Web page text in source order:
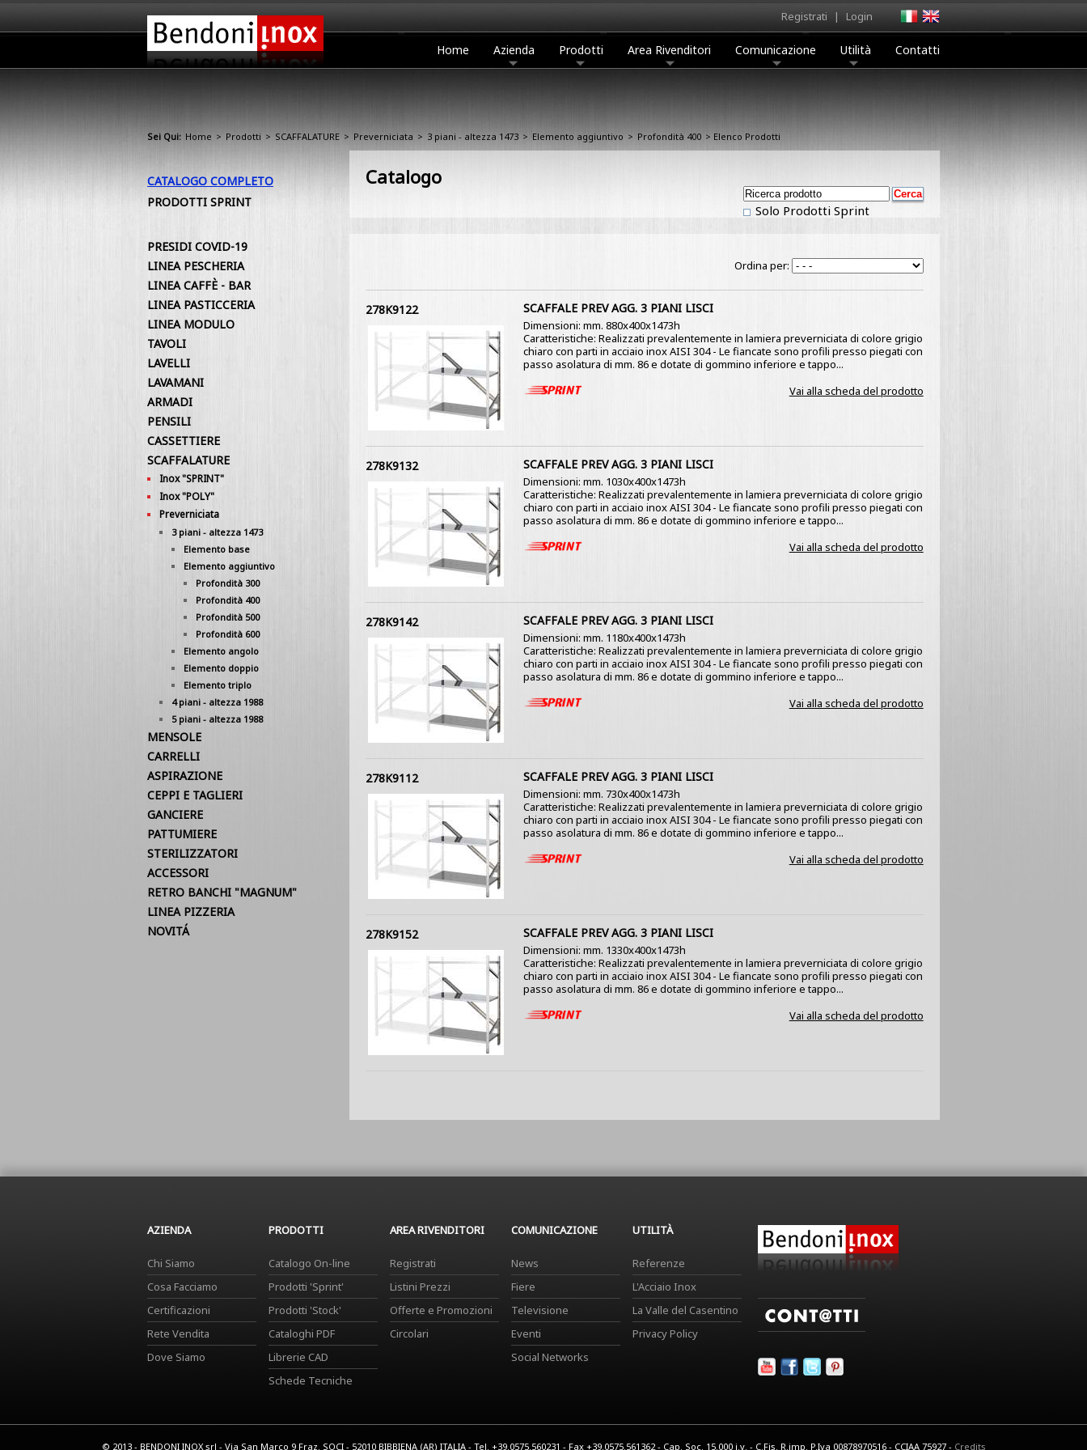
Registrati | Login
Home Azienda Prodotti Area Rivenditori Comunicazione Utilità Contatti
Sei Qui: Home > Prodotti > SCAFFALATURE > Preverniciata > 3 piani - altezza 1473 > Elemento aggiuntivo > Profondità 400 > Elenco Prodotti
Catalogo
Solo Prodotti Sprint
Ordina per:
278K9122 SCAFFALE PREV AGG. 3 PIANI LISCI
Dimensioni: mm. 880x400x1473h
Caratteristiche: Realizzati prevalentemente in lamiera preverniciata di colore grigio
chiaro con parti in acciaio inox AISI 304 - Le fiancate sono profili presso piegati con
passo asolatura di mm. 86 e dotate di gommino inferiore e tappo...
Vai alla scheda del prodotto
278K9132 SCAFFALE PREV AGG. 3 PIANI LISCI
Dimensioni: mm. 1030x400x1473h
Caratteristiche: Realizzati prevalentemente in lamiera preverniciata di colore grigio
chiaro con parti in acciaio inox AISI 304 - Le fiancate sono profili presso piegati con
passo asolatura di mm. 86 e dotate di gommino inferiore e tappo...
Vai alla scheda del prodotto
278K9142 SCAFFALE PREV AGG. 3 PIANI LISCI
Dimensioni: mm. 1180x400x1473h
Caratteristiche: Realizzati prevalentemente in lamiera preverniciata di colore grigio
chiaro con parti in acciaio inox AISI 304 - Le fiancate sono profili presso piegati con
passo asolatura di mm. 86 e dotate di gommino inferiore e tappo...
Vai alla scheda del prodotto
278K9112 SCAFFALE PREV AGG. 3 PIANI LISCI
Dimensioni: mm. 730x400x1473h
Caratteristiche: Realizzati prevalentemente in lamiera preverniciata di colore grigio
chiaro con parti in acciaio inox AISI 304 - Le fiancate sono profili presso piegati con
passo asolatura di mm. 86 e dotate di gommino inferiore e tappo...
Vai alla scheda del prodotto
278K9152 SCAFFALE PREV AGG. 3 PIANI LISCI
Dimensioni: mm. 1330x400x1473h
Caratteristiche: Realizzati prevalentemente in lamiera preverniciata di colore grigio
chiaro con parti in acciaio inox AISI 304 - Le fiancate sono profili presso piegati con
passo asolatura di mm. 86 e dotate di gommino inferiore e tappo...
Vai alla scheda del prodotto
CATALOGO COMPLETO
PRODOTTI SPRINT
PRESIDI COVID-19
LINEA PESCHERIA
LINEA CAFFÈ - BAR
LINEA PASTICCERIA
LINEA MODULO
TAVOLI
LAVELLI
LAVAMANI
ARMADI
PENSILI
CASSETTIERE
SCAFFALATURE
Inox "SPRINT"
Inox "POLY"
Preverniciata
3 piani - altezza 1473
Elemento base
Elemento aggiuntivo
Profondità 300
Profondità 400
Profondità 500
Profondità 600
Elemento angolo
Elemento doppio
Elemento triplo
4 piani - altezza 1988
5 piani - altezza 1988
MENSOLE
CARRELLI
ASPIRAZIONE
CEPPI E TAGLIERI
GANCIERE
PATTUMIERE
STERILIZZATORI
ACCESSORI
RETRO BANCHI "MAGNUM"
LINEA PIZZERIA
NOVITÁ
AZIENDA
Chi Siamo
Cosa Facciamo
Certificazioni
Rete Vendita
Dove Siamo
PRODOTTI
Catalogo On-line
Prodotti 'Sprint'
Prodotti 'Stock'
Cataloghi PDF
Librerie CAD
Schede Tecniche
AREA RIVENDITORI
Registrati
Listini Prezzi
Offerte e Promozioni
Circolari
COMUNICAZIONE
News
Fiere
Televisione
Eventi
Social Networks
UTILITÀ
Referenze
L'Acciaio Inox
La Valle del Casentino
Privacy Policy
© 2013 - BENDONI INOX srl - Via San Marco 9 Fraz. SOCI - 52010 BIBBIENA (AR) ITALIA - Tel. +39.0575.560231 - Fax +39.0575.561362 - Cap. Soc. 15.000 i.v. - C.Fis. R.imp. P.Iva 00878970516 - CCIAA 75927 - Credits